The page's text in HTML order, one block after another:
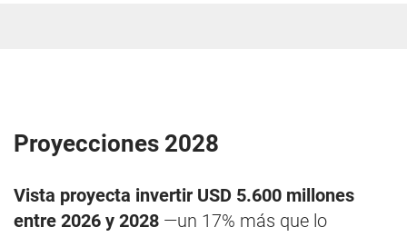
Proyecciones 2028
Vista proyecta invertir USD 5.600 millones
entre 2026 y 2028 —un 17% más que lo